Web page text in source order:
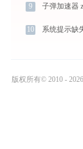
9 子弹加速器
10 系统提示缺
版权所有© 2010 -